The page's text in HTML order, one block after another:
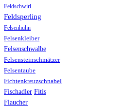
Feldschwirl
Feldsperling
Felsenhuhn
Felsenkleiber
Felsenschwalbe
Felsensteinschmätzer
Felsentaube
Fichtenkreuzschnabel
Fischadler Fitis
Flaucher